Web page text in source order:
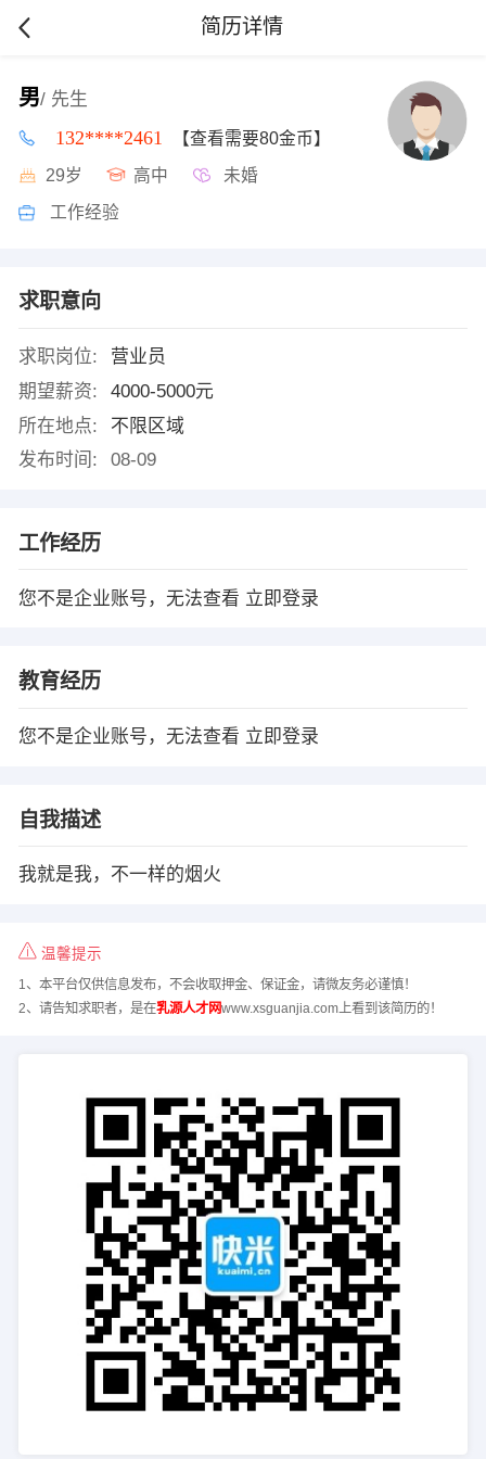
简历详情
男/ 先生
132****2461 【查看需要80金币】
29岁 高中 未婚
工作经验
求职意向
求职岗位:
营业员
期望薪资:
4000-5000元
所在地点:
不限区域
发布时间:
08-09
工作经历
您不是企业账号，无法查看 立即登录
教育经历
您不是企业账号，无法查看 立即登录
自我描述
我就是我，不一样的烟火
温馨提示
1、本平台仅供信息发布，不会收取押金、保证金，请微友务必谨慎！
2、请告知求职者，是在乳源人才网www.xsguanjia.com上看到该简历的！